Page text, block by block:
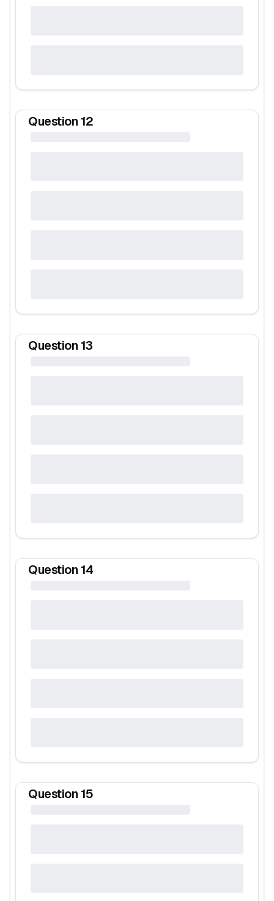
Question 12
Question 13
Question 14
Question 15